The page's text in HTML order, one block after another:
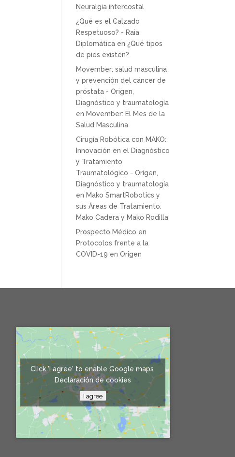
Neuralgia intercostal
¿Qué es el Calzado
Respetuoso? - Raia
Diplomática en ¿Qué tipos
de pies existen?
Movember: salud masculina
y prevención del cáncer de
próstata - Origen,
Diagnóstico y traumatología
en Movember: El Mes de la
Salud Masculina
Cirugía Robótica con MAKO:
Innovación en el Diagnóstico
y Tratamiento
Traumatológico - Origen,
Diagnóstico y traumatología
en Mako SmartRobotics y
sus Áreas de Tratamiento:
Mako Cadera y Mako Rodilla
Prospecto Médico en
Protocolos frente a la
COVID-19 en Origen
Click 'I agree' to enable Google maps
Declaración de cookies
I agree